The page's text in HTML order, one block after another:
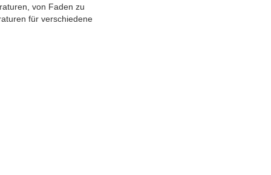
von Faden zu
für verschiedene